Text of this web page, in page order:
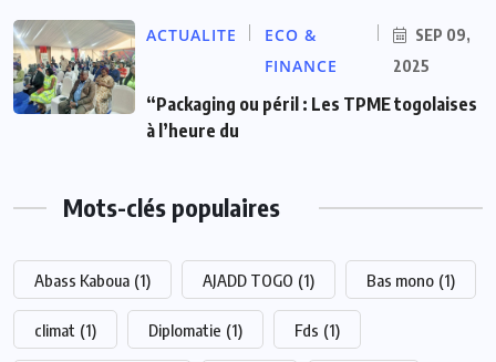
ACTUALITE
ECO &
FINANCE
SEP 09,
2025
“Packaging ou péril : Les TPME togolaises
à l’heure du
Mots-clés populaires
Abass Kaboua (1) AJADD TOGO (1) Bas mono (1)
climat (1) Diplomatie (1) Fds (1)